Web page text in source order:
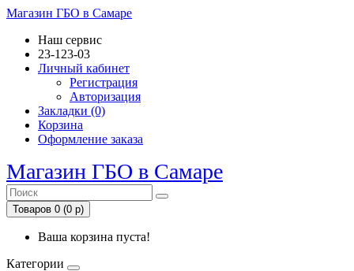
Магазин ГБО в Самаре
Наш сервис
23-123-03
Личный кабинет
Регистрация
Авторизация
Закладки (0)
Корзина
Оформление заказа
Магазин ГБО в Самаре
Товаров 0 (0 р)
Ваша корзина пуста!
Категории